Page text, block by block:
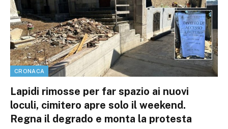
CRONACA
Lapidi rimosse per far spazio ai nuovi
loculi, cimitero apre solo il weekend.
Regna il degrado e monta la protesta